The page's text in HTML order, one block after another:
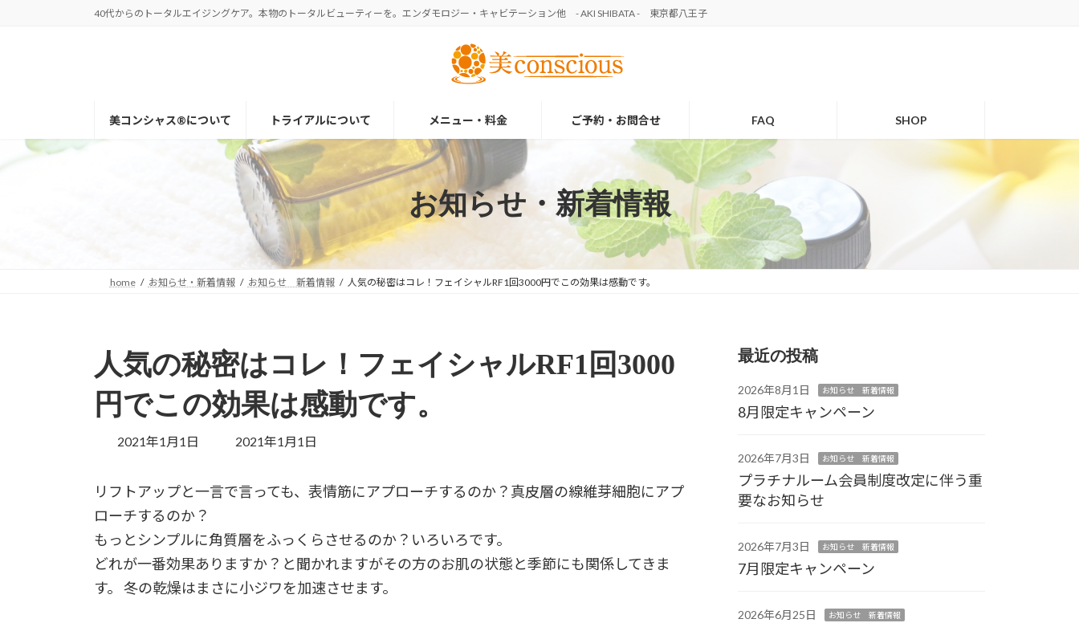
40代からのトータルエイジングケア。本物のトータルビューティーを。エンダモロジー・キャビテーション他 - AKI SHIBATA - 東京都八王子
美コンシャス®について トライアルについて メニュー・料金 ご予約・お問合せ FAQ SHOP
お知らせ・新着情報
home お知らせ・新着情報 お知らせ 新着情報 人気の秘密はコレ！フェイシャルRF1回3000円でこの効果は感動です。
人気の秘密はコレ！フェイシャルRF1回3000
円でこの効果は感動です。
2021年1月1日
最
新
時
:
2021年1月1日
リフトアップと一言で言っても、表情筋にアプローチするのか？真皮層の線維芽細胞にアプ
ローチするのか？
もっとシンプルに角質層をふっくらさせるのか？いろいろです。
どれが一番効果ありますか？と聞かれますがその方のお肌の状態と季節にも関係してきま
す。 冬の乾燥はまさに小ジワを加速させます。
最近の投稿
2026年8月1日 お知らせ 新着情報
8月限定キャンペーン
2026年7月3日 お知らせ 新着情報
プラチナルーム会員制度改定に伴う重
要なお知らせ
2026年7月3日 お知らせ 新着情報
7月限定キャンペーン
2026年6月25日 お知らせ 新着情報